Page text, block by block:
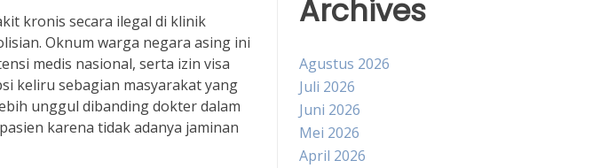
kronis secara ilegal di klinik
Oknum warga negara asing ini
medis nasional, serta izin visa
keliru sebagian masyarakat yang
unggul dibanding dokter dalam
karena tidak adanya jaminan
Archives
Agustus 2026
Juli 2026
Juni 2026
Mei 2026
April 2026